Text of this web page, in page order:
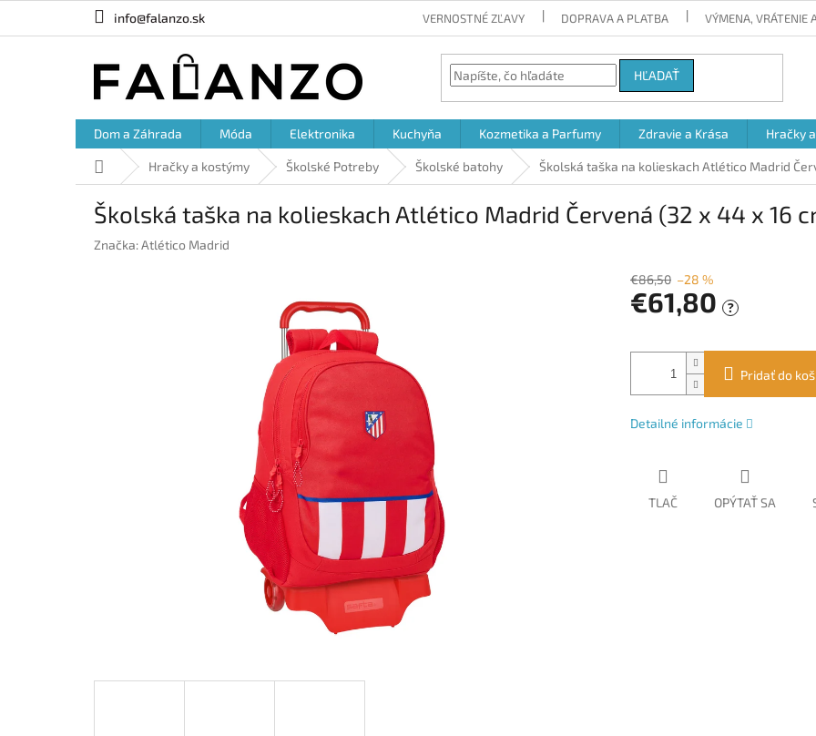
info@falanzo.sk VERNOSTNÉ ZĽAVY DOPRAVA A PLATBA VÝMENA, VRÁTENIE
HĽADAŤ
Dom a Záhrada Móda Elektronika Kuchyňa Kozmetika a Parfumy Zdravie a Krása Hračky
DomovHračky a kostýmy Školské Potreby Školské batohy Školská taška na kolieskach Atlético Madrid
Školská taška na kolieskach Atlético Madrid Červená (32 x 44 x 16
Značka:Atlético Madrid
€86,50 –28 %
€61,80 ?
cena:
Pridať do
Detailné informácie
TLAČ OPÝTAŤ SA